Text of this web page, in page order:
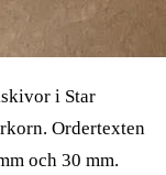
i Star
Ordertexten
och 30 mm.